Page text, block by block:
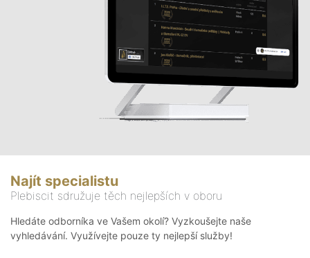
Najít specialistu
Plebiscit sdružuje těch nejlepších v oboru
Hledáte odborníka ve Vašem okolí? Vyzkoušejte naše
vyhledávání. Využívejte pouze ty nejlepší služby!